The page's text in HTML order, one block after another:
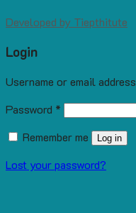
Developed by Tiepthitute
Login
Username or email address
Password *
Remember me
Log in
Lost your password?